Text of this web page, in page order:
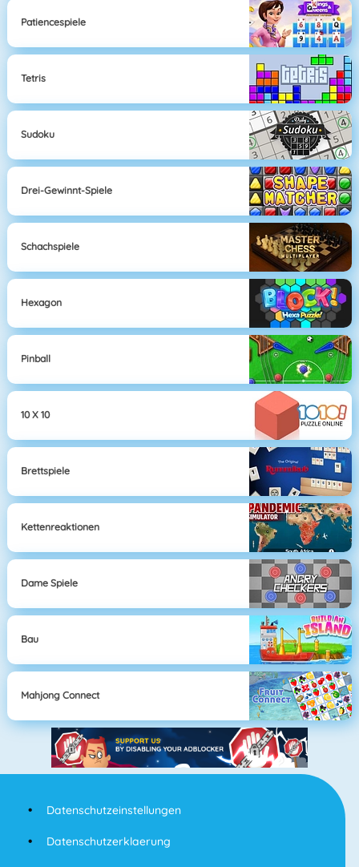
Patiencespiele
Tetris
Sudoku
Drei-Gewinnt-Spiele
Schachspiele
Hexagon
Pinball
10 X 10
Brettspiele
Kettenreaktionen
Dame Spiele
Bau
Mahjong Connect
Datenschutzeinstellungen
Datenschutzerklaerung